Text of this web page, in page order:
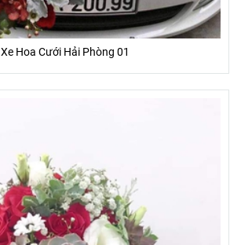
Xe Hoa Cưới Hải Phòng 01